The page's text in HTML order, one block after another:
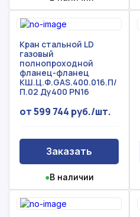
Кран стальной LD
газовый
полнопроходной
фланец-фланец
КШ.Ц.Ф.GAS.400.016.П/
П.02 Ду400 PN16
от 599 744 руб./шт.
Заказать
●В наличии